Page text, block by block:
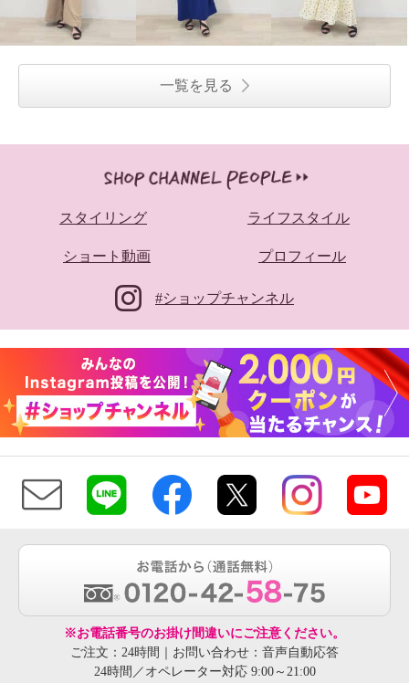
一覧を見る
スタイリング ライフスタイル
ショート動画 プロフィール
#ショップチャンネル
※お電話番号のお掛け間違いにご注意ください。
ご注文：24時間｜お問い合わせ：音声自動応答
24時間／オペレーター対応 9:00～21:00